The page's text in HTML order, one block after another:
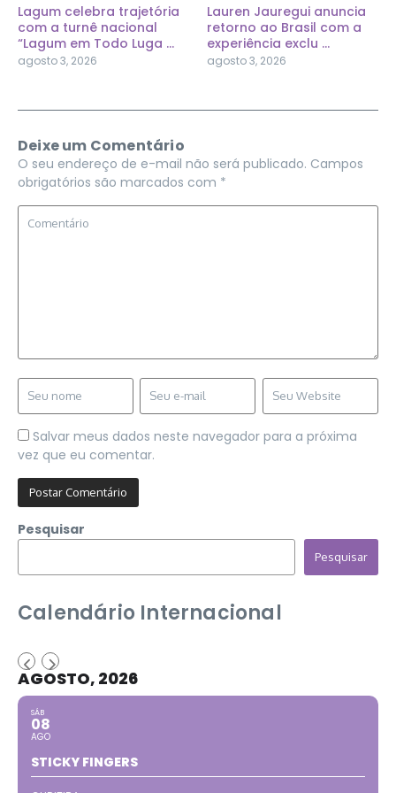
Lagum celebra trajetória
com a turnê nacional
“Lagum em Todo Luga ...
agosto 3, 2026
Lauren Jauregui anuncia
retorno ao Brasil com a
experiência exclu ...
agosto 3, 2026
Deixe um Comentário
O seu endereço de e-mail não será publicado. Campos
obrigatórios são marcados com *
Salvar meus dados neste navegador para a próxima
vez que eu comentar.
Pesquisar
Pesquisar
Calendário Internacional
AGOSTO, 2026
SÁB
08
AGO
STICKY FINGERS